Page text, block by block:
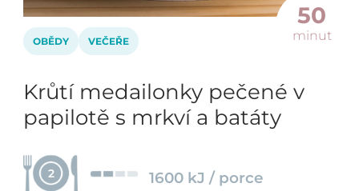
50
minut
OBĚDY VEČEŘE
Krůtí medailonky pečené v
papilotě s mrkví a batáty
2 1600 kJ / porce